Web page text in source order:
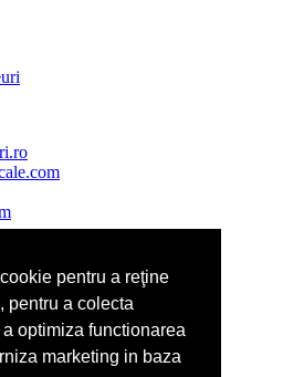
pentru a reţine
pentru a colecta
optimiza functionarea
marketing in baza